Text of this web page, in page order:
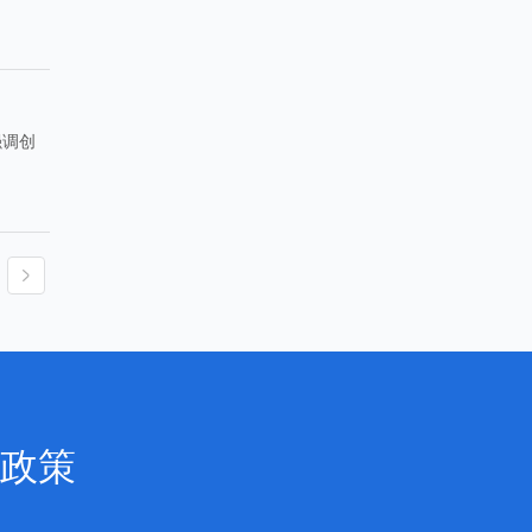
创
策